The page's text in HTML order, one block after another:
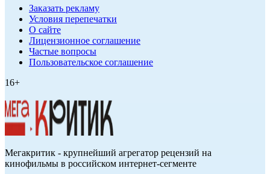
Заказать рекламу
Условия перепечатки
О сайте
Лицензионное соглашение
Частые вопросы
Пользовательское соглашение
16+
Мегакритик - крупнейший агрегатор рецензий на
кинофильмы в российском интернет-сегменте